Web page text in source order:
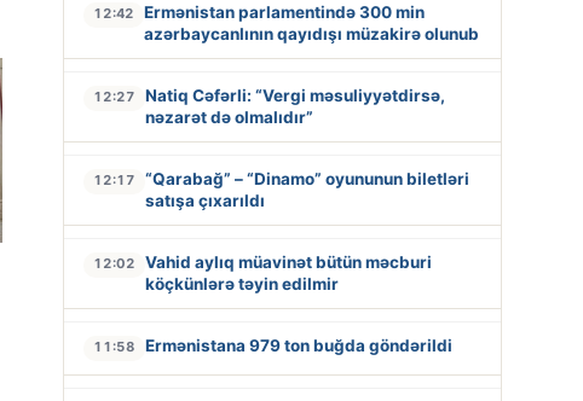
12:42
Ermənistan parlamentində 300 min
azərbaycanlının qayıdışı müzakirə olunub
12:27
Natiq Cəfərli: “Vergi məsuliyyətdirsə,
nəzarət də olmalıdır”
12:17
“Qarabağ” – “Dinamo” oyununun biletləri
satışa çıxarıldı
12:02
Vahid aylıq müavinət bütün məcburi
köçkünlərə təyin edilmir
11:58 Ermənistana 979 ton buğda göndərildi